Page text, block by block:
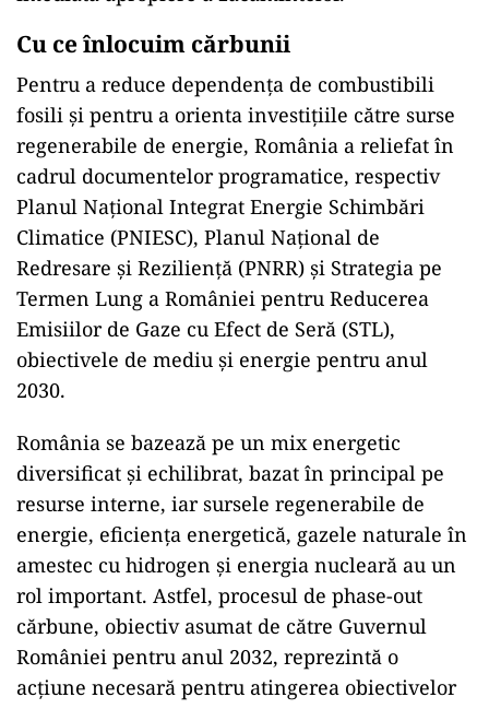
Cu ce înlocuim cărbunii
Pentru a reduce dependența de combustibili
fosili și pentru a orienta investițiile către surse
regenerabile de energie, România a reliefat în
cadrul documentelor programatice, respectiv
Planul Național Integrat Energie Schimbări
Climatice (PNIESC), Planul Național de
Redresare și Reziliență (PNRR) și Strategia pe
Termen Lung a României pentru Reducerea
Emisiilor de Gaze cu Efect de Seră (STL),
obiectivele de mediu și energie pentru anul
2030.
România se bazează pe un mix energetic
diversificat și echilibrat, bazat în principal pe
resurse interne, iar sursele regenerabile de
energie, eficiența energetică, gazele naturale în
amestec cu hidrogen și energia nucleară au un
rol important. Astfel, procesul de phase-out
cărbune, obiectiv asumat de către Guvernul
României pentru anul 2032, reprezintă o
acțiune necesară pentru atingerea obiectivelor